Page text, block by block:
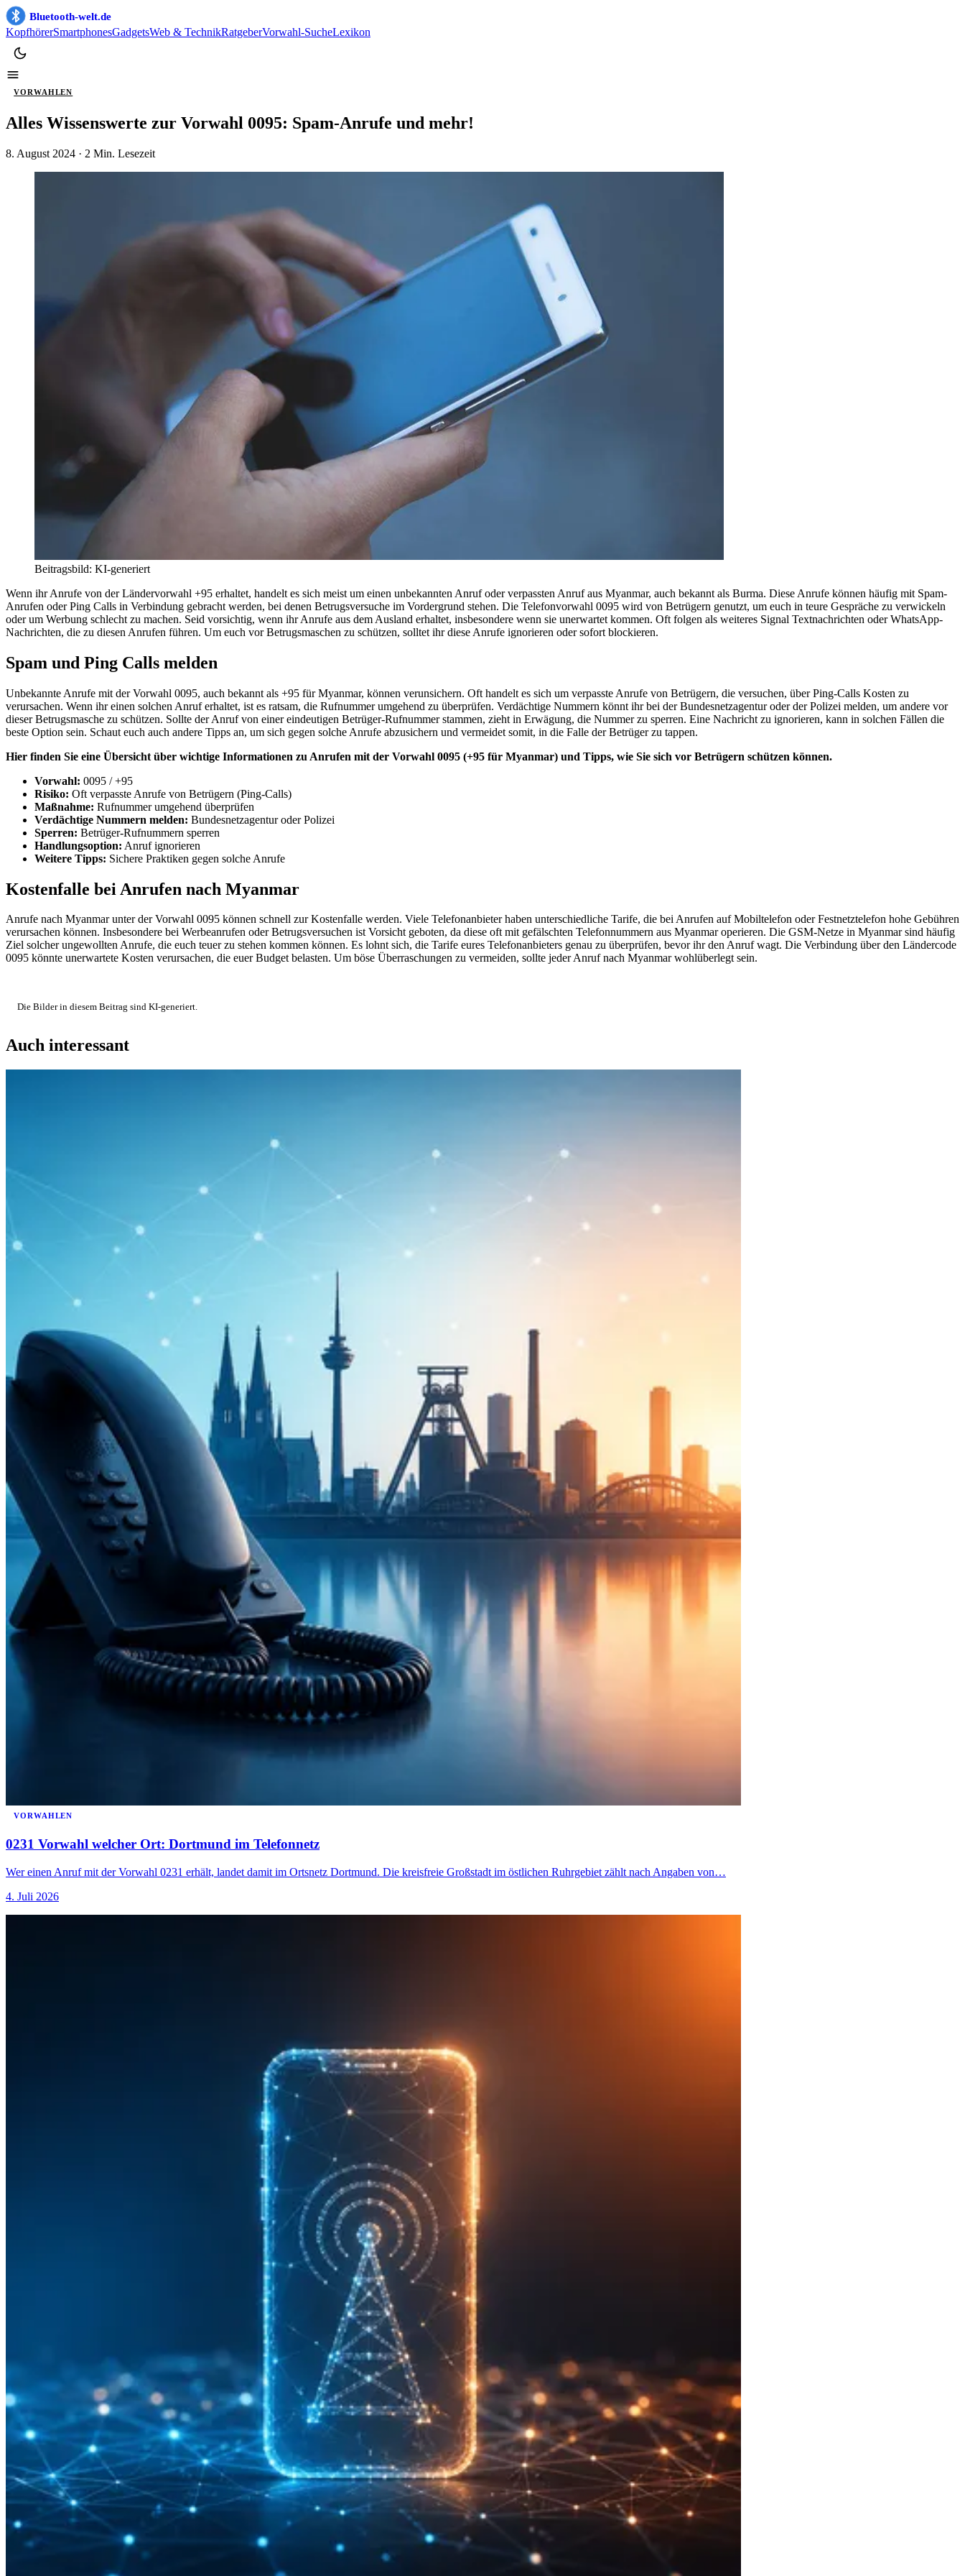
Bluetooth-welt.de
KopfhörerSmartphonesGadgetsWeb & TechnikRatgeberVorwahl-SucheLexikon
VORWAHLEN
Alles Wissenswerte zur Vorwahl 0095: Spam-Anrufe und mehr!
8. August 2024 · 2 Min. Lesezeit
Beitragsbild: KI-generiert
Wenn ihr Anrufe von der Ländervorwahl +95 erhaltet, handelt es sich meist um einen unbekannten Anruf oder verpassten Anruf aus Myanmar, auch bekannt als Burma. Diese Anrufe können häufig mit Spam-
Anrufen oder Ping Calls in Verbindung gebracht werden, bei denen Betrugsversuche im Vordergrund stehen. Die Telefonvorwahl 0095 wird von Betrügern genutzt, um euch in teure Gespräche zu verwickeln
oder um Werbung schlecht zu machen. Seid vorsichtig, wenn ihr Anrufe aus dem Ausland erhaltet, insbesondere wenn sie unerwartet kommen. Oft folgen als weiteres Signal Textnachrichten oder WhatsApp-
Nachrichten, die zu diesen Anrufen führen. Um euch vor Betrugsmaschen zu schützen, solltet ihr diese Anrufe ignorieren oder sofort blockieren.
Spam und Ping Calls melden
Unbekannte Anrufe mit der Vorwahl 0095, auch bekannt als +95 für Myanmar, können verunsichern. Oft handelt es sich um verpasste Anrufe von Betrügern, die versuchen, über Ping-Calls Kosten zu
verursachen. Wenn ihr einen solchen Anruf erhaltet, ist es ratsam, die Rufnummer umgehend zu überprüfen. Verdächtige Nummern könnt ihr bei der Bundesnetzagentur oder der Polizei melden, um andere vor
dieser Betrugsmasche zu schützen. Sollte der Anruf von einer eindeutigen Betrüger-Rufnummer stammen, zieht in Erwägung, die Nummer zu sperren. Eine Nachricht zu ignorieren, kann in solchen Fällen die
beste Option sein. Schaut euch auch andere Tipps an, um sich gegen solche Anrufe abzusichern und vermeidet somit, in die Falle der Betrüger zu tappen.
Hier finden Sie eine Übersicht über wichtige Informationen zu Anrufen mit der Vorwahl 0095 (+95 für Myanmar) und Tipps, wie Sie sich vor Betrügern schützen können.
Vorwahl: 0095 / +95
Risiko: Oft verpasste Anrufe von Betrügern (Ping-Calls)
Maßnahme: Rufnummer umgehend überprüfen
Verdächtige Nummern melden: Bundesnetzagentur oder Polizei
Sperren: Betrüger-Rufnummern sperren
Handlungsoption: Anruf ignorieren
Weitere Tipps: Sichere Praktiken gegen solche Anrufe
Kostenfalle bei Anrufen nach Myanmar
Anrufe nach Myanmar unter der Vorwahl 0095 können schnell zur Kostenfalle werden. Viele Telefonanbieter haben unterschiedliche Tarife, die bei Anrufen auf Mobiltelefon oder Festnetztelefon hohe Gebühren
verursachen können. Insbesondere bei Werbeanrufen oder Betrugsversuchen ist Vorsicht geboten, da diese oft mit gefälschten Telefonnummern aus Myanmar operieren. Die GSM-Netze in Myanmar sind häufig
Ziel solcher ungewollten Anrufe, die euch teuer zu stehen kommen können. Es lohnt sich, die Tarife eures Telefonanbieters genau zu überprüfen, bevor ihr den Anruf wagt. Die Verbindung über den Ländercode
0095 könnte unerwartete Kosten verursachen, die euer Budget belasten. Um böse Überraschungen zu vermeiden, sollte jeder Anruf nach Myanmar wohlüberlegt sein.
Die Bilder in diesem Beitrag sind KI-generiert.
Auch interessant
VORWAHLEN
0231 Vorwahl welcher Ort: Dortmund im Telefonnetz
Wer einen Anruf mit der Vorwahl 0231 erhält, landet damit im Ortsnetz Dortmund. Die kreisfreie Großstadt im östlichen Ruhrgebiet zählt nach Angaben von…
4. Juli 2026